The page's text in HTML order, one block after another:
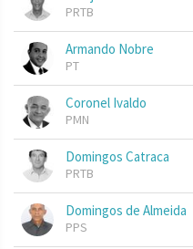
PRTB
Armando Nobre
PT
Coronel Ivaldo
PMN
Domingos Catraca
PRTB
Domingos de Almeida
PPS